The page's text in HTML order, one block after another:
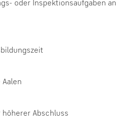
oder Inspektionsaufgaben an
Aalen
Abschluss